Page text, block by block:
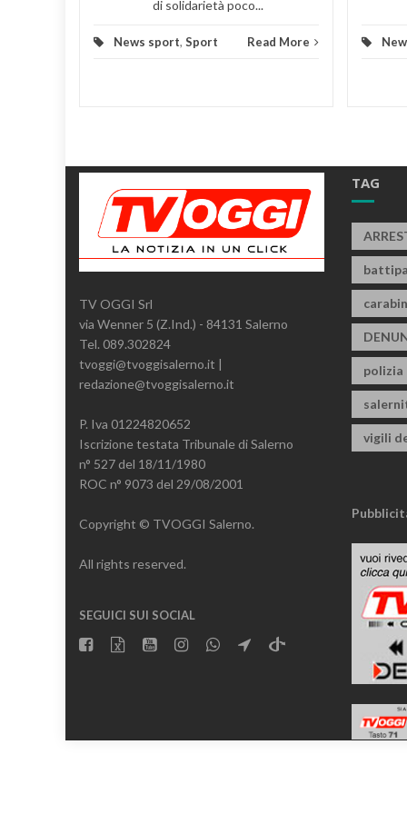
di solidarietà poco...
News sport, Sport Read More
TV OGGI Srl
via Wenner 5 (Z.Ind.) - 84131 Salerno
Tel. 089.302824
tvoggi@tvoggisalerno.it |
redazione@tvoggisalerno.it
P. Iva 01224820652
Iscrizione testata Tribunale di Salerno
n° 527 del 18/11/1980
ROC n° 9073 del 29/08/2001
Copyright © TVOGGI Salerno.
All rights reserved.
SEGUICI SUI SOCIAL
TAG
polizia
vigili